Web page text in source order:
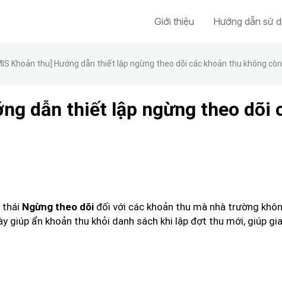
Giới thiệu Hướng dẫn sử
Khoản thu] Hướng dẫn thiết lập ngừng theo dõi các khoản thu không
dẫn thiết lập ngừng theo dõi
thái Ngừng theo dõi đối với các khoản thu mà nhà trường
giúp ẩn khoản thu khỏi danh sách khi lập đợt thu mới, giúp